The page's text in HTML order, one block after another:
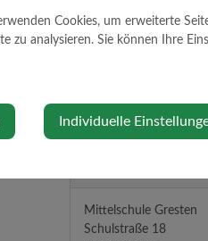
Blutspendenaktion
Mittelschule Gresten
Schulstraße 18
Cookies, um erweiterte
zu analysieren. Sie können Ihre
Individuelle